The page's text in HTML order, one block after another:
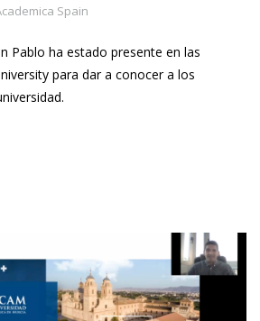
Spain
Pablo ha estado presente en las
para dar a conocer a los